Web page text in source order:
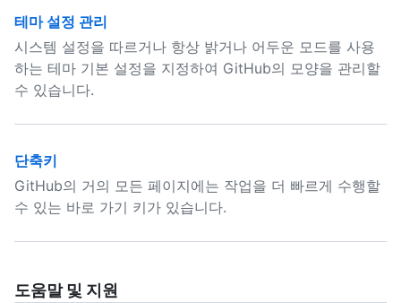
테마 설정 관리
시스템 설정을 따르거나 항상 밝거나 어두운 모드를 사용
하는 테마 기본 설정을 지정하여 GitHub의 모양을 관리할
수 있습니다.
단축키
GitHub의 거의 모든 페이지에는 작업을 더 빠르게 수행할
수 있는 바로 가기 키가 있습니다.
도움말 및 지원